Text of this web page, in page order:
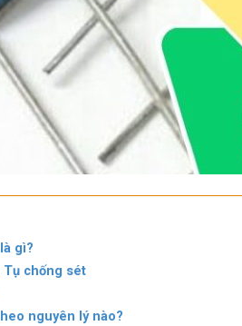
gì?
Tụ chống sét
nguyên lý nào?